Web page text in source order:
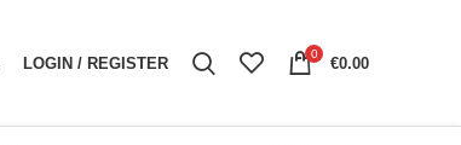
LOGIN / REGISTER 0 €0.00